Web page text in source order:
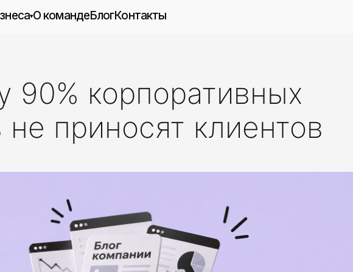
SEO-аудит
Продвижение в нейросетях
Контекстная реклама
Рекламный аудит
Продвижение приложений (ASO)
О командеБлогКонтакты
90% корпоративных
не приносят клиентов